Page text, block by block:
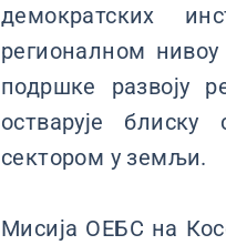
демократских
регионалном
подршке развоју
остварује
сектором у земљи.
Мисија ОЕБС на